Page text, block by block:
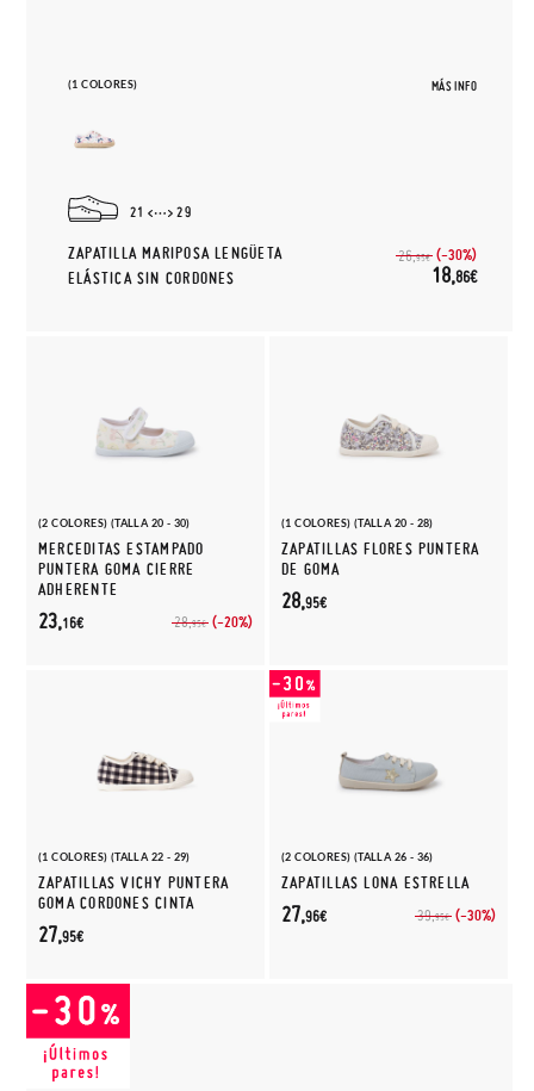
(1 COLORES) MÁS INFO
21 29
ZAPATILLA MARIPOSA LENGÜETA
ELÁSTICA SIN CORDONES
26,95€ (-30%)
18,86€
(2 COLORES) (TALLA 20 - 30)
MERCEDITAS ESTAMPADO
PUNTERA GOMA CIERRE
ADHERENTE
28,95€ (-20%)
23,16€
(1 COLORES) (TALLA 20 - 28)
ZAPATILLAS FLORES PUNTERA
DE GOMA
28,95€
(1 COLORES) (TALLA 22 - 29)
ZAPATILLAS VICHY PUNTERA
GOMA CORDONES CINTA
27,95€
(2 COLORES) (TALLA 26 - 36)
ZAPATILLAS LONA ESTRELLA
39,95€ (-30%)
27,96€